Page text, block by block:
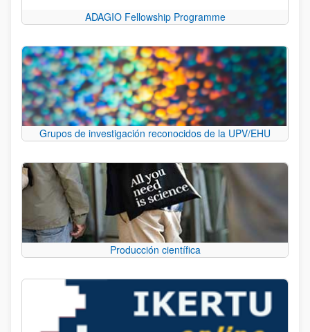
ADAGIO Fellowship Programme
Grupos de investigación reconocidos de la UPV/EHU
Producción científica